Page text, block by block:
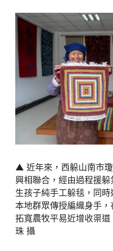
▲ 近年來，西躲山南市
興相聯合，經由過程援
生孩子純手工躲毯，同
本地群眾傳授編織身手，
拓寬農牧平易近增收渠
珠 攝